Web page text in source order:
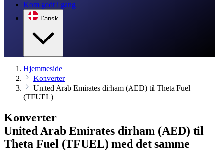
Kom godt i gang
Dansk
Hjemmeside
Konverter
United Arab Emirates dirham (AED) til Theta Fuel
(TFUEL)
Konverter
United Arab Emirates dirham (AED) til
Theta Fuel (TFUEL) med det samme